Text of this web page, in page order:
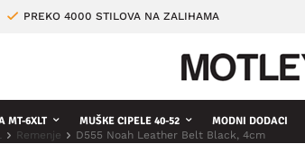
PREKO 4000 STILOVA NA ZALIHAMA
MT-6XLT MUŠKE CIPELE 40-52 MODNI DODACI
Remenje D555 Noah Leather Belt Black, 4cm